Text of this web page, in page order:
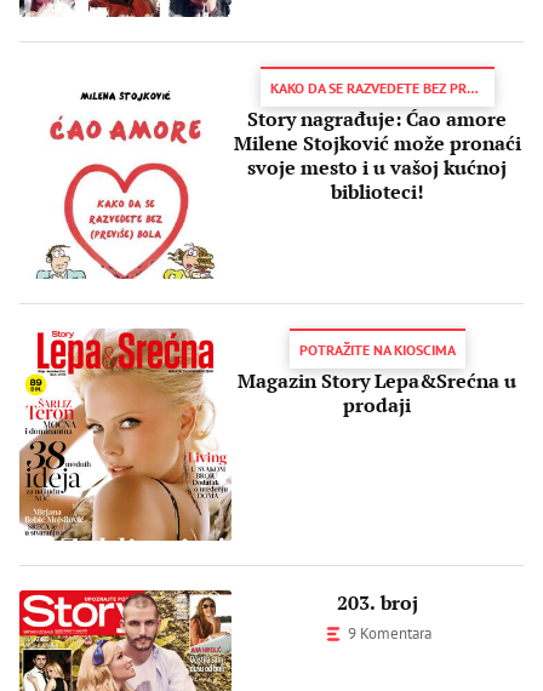
KAKO DA SE RAZVEDETE BEZ PREVIŠE BOLA
Story nagrađuje: Ćao amore
Milene Stojković može pronaći
svoje mesto i u vašoj kućnoj
biblioteci!
POTRAŽITE NA KIOSCIMA
Magazin Story Lepa&Srećna u
prodaji
203. broj
9 Komentara